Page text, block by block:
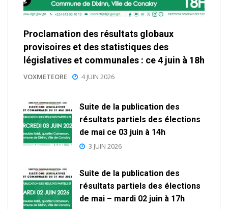
Proclamation des résultats globaux
provisoires et des statistiques des
législatives et communales : ce 4 juin à 18h
VOXMETEORE 4 JUIN 2026
Suite de la publication des
résultats partiels des élections
de mai ce 03 juin à 14h
3 JUIN 2026
Suite de la publication des
résultats partiels des élections
de mai – mardi 02 juin à 17h